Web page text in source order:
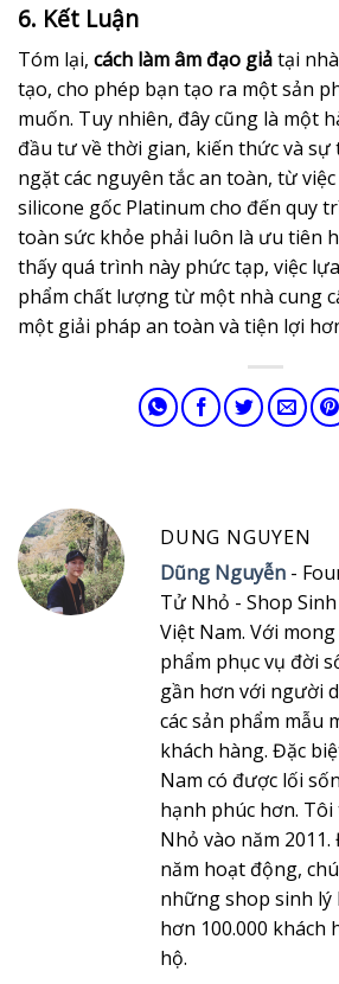
6. Kết Luận
Tóm lại, cách làm âm đạo giảtại
tạo, cho phép bạn tạo ra một sản
muốn. Tuy nhiên, đây cũng là một
đầu tư về thời gian, kiến thức và
ngặt các nguyên tắc an toàn, từ
silicone gốc Platinum cho đến quy
toàn sức khỏe phải luôn là ưu tiên
thấy quá trình này phức tạp, việc
phẩm chất lượng từ một nhà cung
một giải pháp an toàn và tiện lợi
DUNG NGUYEN
Dũng Nguyễn -
Tử Nhỏ - Shop
Việt Nam. Với
phẩm phục vụ đời
gần hơn với người
các sản phẩm mẫu
khách hàng. Đặc
Nam có được lối
hạnh phúc hơn.
Nhỏ vào năm
năm hoạt động,
những shop sinh lý
hơn 100.000
hộ.